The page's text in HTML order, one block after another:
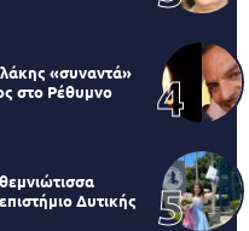
«συναντά»
στο Ρέθυμνο
Δυτικής